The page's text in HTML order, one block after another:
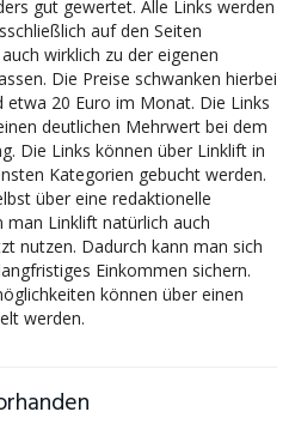
gut gewertet. Alle Links werden
auf den Seiten
wirklich zu der eigenen
Die Preise schwanken hierbei
etwa 20 Euro im Monat. Die Links
deutlichen Mehrwert bei dem
Die Links können über Linklift in
Kategorien gebucht werden.
über eine redaktionelle
man Linklift natürlich auch
nutzen. Dadurch kann man sich
Einkommen sichern.
können über einen
werden.